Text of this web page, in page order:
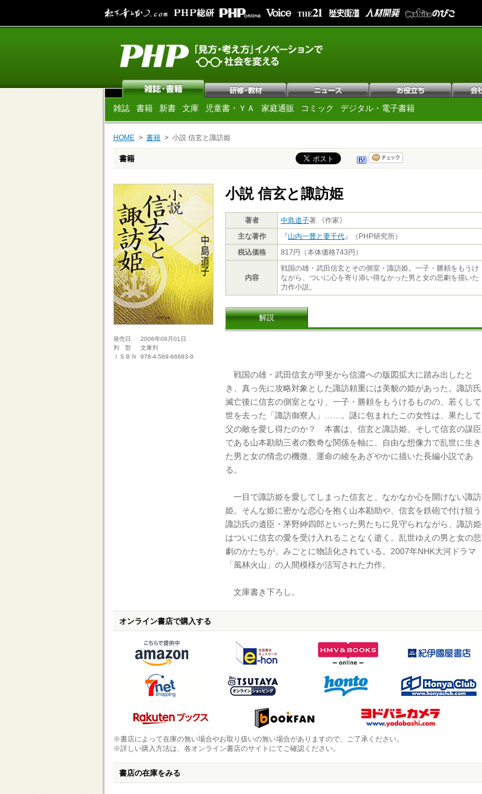
雑誌 書籍 新書 文庫 児童書・ＹＡ 家庭通販 コミック デジタル・電子書籍
HOME 書籍 小説 信玄と諏訪姫
書籍
発売日
2006年09月01日
判 型
文庫判
ＩＳＢＮ
978-4-569-66683-9
小説 信玄と諏訪姫
著者 中島道子著 《作家》
主な著作
『山内一豊と妻千代』（PHP研究所）
税込価格
817円（本体価格743円）
内容
戦国の雄・武田信玄とその側室・諏訪姫。一子・勝頼をもうけ
ながら、ついに心を寄り添い得なかった男と女の悲劇を描いた
力作小説。
解説
戦国の雄・武田信玄が甲斐から信濃への版図拡大に踏み出したと
き、真っ先に攻略対象とした諏訪頼重には美貌の姫があった。諏訪氏
滅亡後に信玄の側室となり、一子・勝頼をもうけるものの、若くして
世を去った「諏訪御寮人」……。謎に包まれたこの女性は、果たして
父の敵を愛し得たのか？ 本書は、信玄と諏訪姫、そして信玄の謀臣
である山本勘助三者の数奇な関係を軸に、自由な想像力で乱世に生き
た男と女の情念の機微、運命の綾をあざやかに描いた長編小説であ
る。
一目で諏訪姫を愛してしまった信玄と、なかなか心を開けない諏訪
姫。そんな姫に密かな恋心を抱く山本勘助や、信玄を鉄砲で付け狙う
諏訪氏の遺臣・茅野紳四郎といった男たちに見守られながら、諏訪姫
はついに信玄の愛を受け入れることなく逝く。乱世ゆえの男と女の悲
劇のかたちが、みごとに物語化されている。2007年NHK大河ドラマ
「風林火山」の人間模様が活写された力作。
文庫書き下ろし。
オンライン書店で購入する
※書店によって在庫の無い場合やお取り扱いの無い場合がありますので、ご了承ください。
※詳しい購入方法は、各オンライン書店のサイトにてご確認ください。
書店の在庫をみる